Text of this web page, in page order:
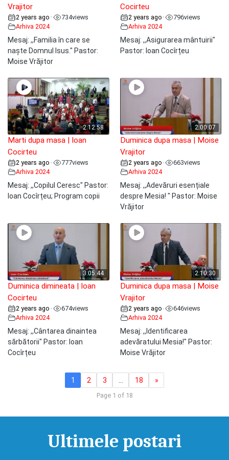
Vrajitor
2 years ago • 734views
Arhiva 2024
Mesaj: ,,Familia în care se
naște Domnul Isus." Pastor:
Moise Vrăjitor
Cocirteu
2 years ago • 796views
Arhiva 2024
Mesaj: ,,Asigurarea mântuirii"
Pastor: Ioan Cocîrțeu
2:12:58
Marti dupa masa | Ioan
Cocirteu
2 years ago • 777views
Arhiva 2024
Mesaj: ,,Copilul Ceresc" Pastor:
Ioan Cocîrțeu; Program copii
2:00:07
Duminica dupa masa | Moise
Vrajitor
2 years ago • 663views
Arhiva 2024
Mesaj: ,,Adevăruri esențiale
despre Mesia! " Pastor: Moise
Vrăjitor
3:05:44
Duminica dimineata | Ioan
Cocirteu
2 years ago • 674views
Arhiva 2024
Mesaj: ,,Cântarea dinaintea
sărbătorii" Pastor: Ioan
Cocîrțeu
2:10:30
Duminica dupa masa | Moise
Vrajitor
2 years ago • 646views
Arhiva 2024
Mesaj: ,,Identificarea
adevăratului Mesia!" Pastor:
Moise Vrăjitor
1 2 3 18 »
Page 1 of 18
Ultimele postari